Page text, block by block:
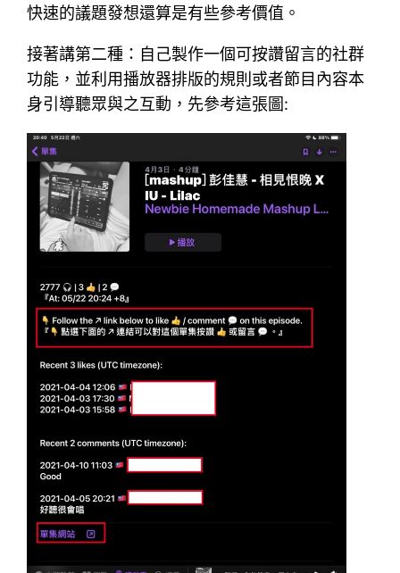
快速的議題發想還算是有些參考價值。
接著講第二種：自己製作一個可按讚留言的社群
功能，並利用播放器排版的規則或者節目內容本
身引導聽眾與之互動，先參考這張圖: